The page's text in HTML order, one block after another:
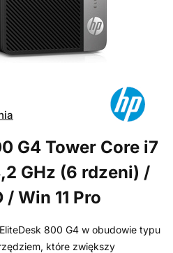
G4 Tower Core i7
GHz (6 rdzeni) /
/ Win 11 Pro
800 G4 w obudowie typu
które zwiększy